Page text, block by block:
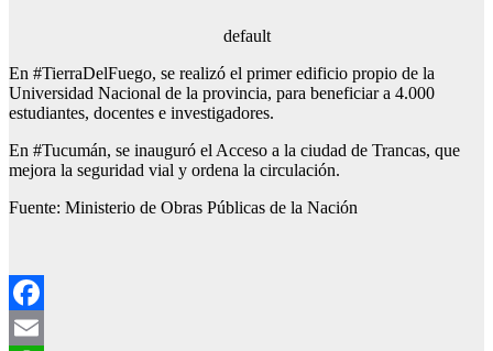
default
En #TierraDelFuego, se realizó el primer edificio propio de la
Universidad Nacional de la provincia, para beneficiar a 4.000
estudiantes, docentes e investigadores.
En #Tucumán, se inauguró el Acceso a la ciudad de Trancas, que
mejora la seguridad vial y ordena la circulación.
Fuente: Ministerio de Obras Públicas de la Nación
Facebook